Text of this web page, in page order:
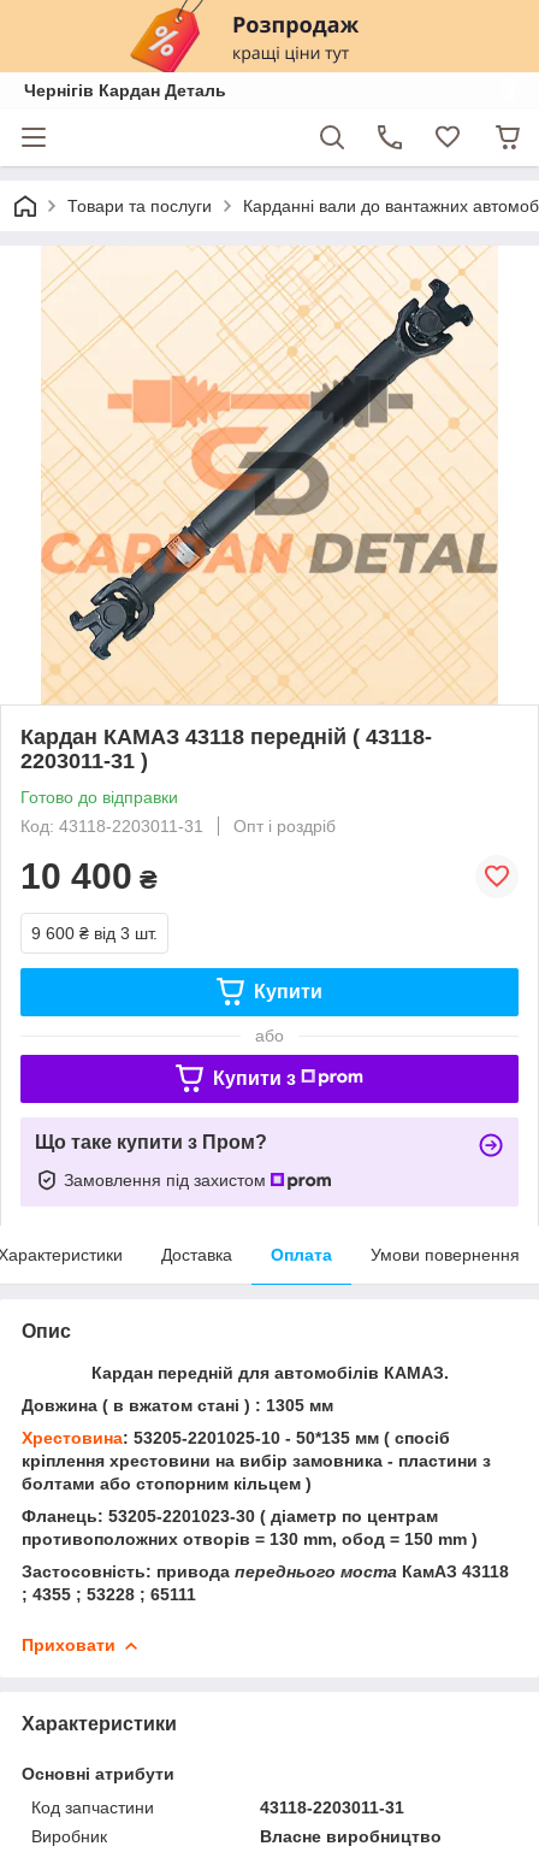
Чернігів Кардан Деталь
Товари та послуги Карданні вали до вантажних
Кардан КАМАЗ 43118 передній ( 43118-
2203011-31 )
Готово до відправки
Код: 43118-2203011-31
Опт і роздріб
10 400 ₴
9 600 ₴ від 3 шт.
Купити
або
Купити з
Що таке купити з Пром?
Замовлення під захистом
Доставка Оплата Умови повернення
Опис
Кардан передній для автомобілів КАМАЗ.
Довжина ( в вжатом стані ) : 1305 мм
Хрестовина: 53205-2201025-10 - 50*135 мм ( спосіб
кріплення хрестовини на вибір замовника - пластини з
болтами або стопорним кільцем )
Фланець: 53205-2201023-30 ( діаметр по центрам
противоположних отворів = 130 mm, обод = 150 mm )
Застосовність: привода переднього моста КамАЗ 43118
; 4355 ; 53228 ; 65111
Приховати
Характеристики
Основні атрибути
Код запчастини
43118-2203011-31
Виробник
Власне виробництво